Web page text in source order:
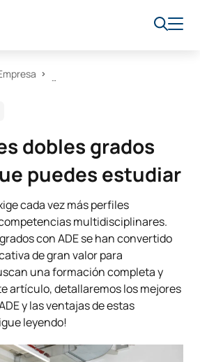
dobles grados
puedes estudiar
cada vez más perfiles
multidisciplinares.
con ADE se han convertido
de gran valor para
una formación completa y
artículo, detallaremos los mejores
y las ventajas de estas
leyendo!